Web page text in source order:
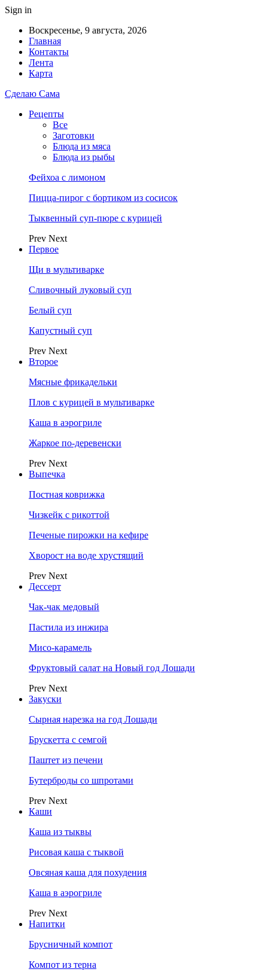
Sign in
Воскресенье, 9 августа, 2026
Главная
Контакты
Лента
Карта
Сделаю Сама
Рецепты
Все
Заготовки
Блюда из мяса
Блюда из рыбы
Фейхоа с лимоном
Пицца-пирог с бортиком из сосисок
Тыквенный суп-пюре с курицей
Prev Next
Первое
Щи в мультиварке
Сливочный луковый суп
Белый суп
Капустный суп
Prev Next
Второе
Мясные фрикадельки
Плов с курицей в мультиварке
Каша в аэрогриле
Жаркое по-деревенски
Prev Next
Выпечка
Постная коврижка
Чизкейк с рикоттой
Печеные пирожки на кефире
Хворост на воде хрустящий
Prev Next
Дессерт
Чак-чак медовый
Пастила из инжира
Мисо-карамель
Фруктовый салат на Новый год Лошади
Prev Next
Закуски
Сырная нарезка на год Лошади
Брускетта с семгой
Паштет из печени
Бутерброды со шпротами
Prev Next
Каши
Каша из тыквы
Рисовая каша с тыквой
Овсяная каша для похудения
Каша в аэрогриле
Prev Next
Напитки
Брусничный компот
Компот из терна